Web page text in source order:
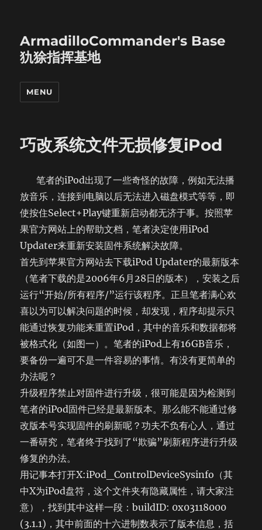
ArmadilloCommander's Base
犰狳指挥基地
MENU
巧改系统文件无损修复iPod
笔者的iPod出现了一些奇怪的故障，例如无法播
放音乐，连接到电脑以后无法进入磁盘模式等等，即
使按住Select+Play键重新启动都无济于事。按照苹
果官方网站上的帮助文档，笔者决定使用iPod
Updater来重新安装固件系统解决故障。
首先到苹果官方网站去下载iPod Updater的最新版本
（笔者下载的是2006年6月28日的版本），安装之后
运行“开始/所有程序/”运行该程序。正旦笔者满心欢
喜以为可以解决问题的时候，却发现，程序却提示只
能通过恢复功能来重置iPod，其中的音乐和数据都将
被格式化（如图一）。笔者的iPod上有16GB音乐，
要备份一遍可不是一件容易的事情。有没有更简单的
办法呢？
升级程序禁止对固件进行升级，很可能是因为检测到
笔者的iPod固件已经是最新版本。那么能不能通过修
改版本号实现固件的刷新呢？功夫不负有心人，通过
一番研究，笔者终于找到了“欺骗”刷新程序进行升级
修复的办法。
用记事本打开X:iPod_ControlDeviceSysinfo（其
中X为iPod盘符，这个文件夹有隐藏属性，请大家注
意），找到其中这样一段：buildID: 0x03118000
(3.1.1)，其中前面的十六进制数表示了版本信息，括